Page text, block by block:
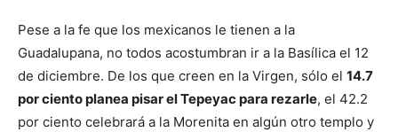
Pese a la fe que los mexicanos le tienen a la
Guadalupana, no todos acostumbran ir a la Basílica el 12
de diciembre. De los que creen en la Virgen, sólo el 14.7
por ciento planea pisar el Tepeyac para rezarle, el 42.2
por ciento celebrará a la Morenita en algún otro templo y